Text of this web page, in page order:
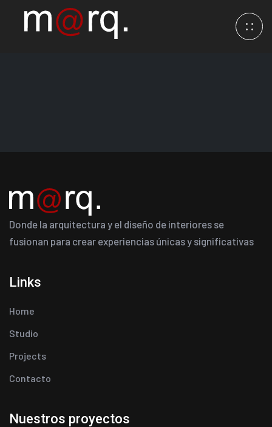
Donde la arquitectura y el diseño de interiores se
fusionan para crear experiencias únicas y significativas
Links
Home
Studio
Projects
Contacto
Nuestros proyectos